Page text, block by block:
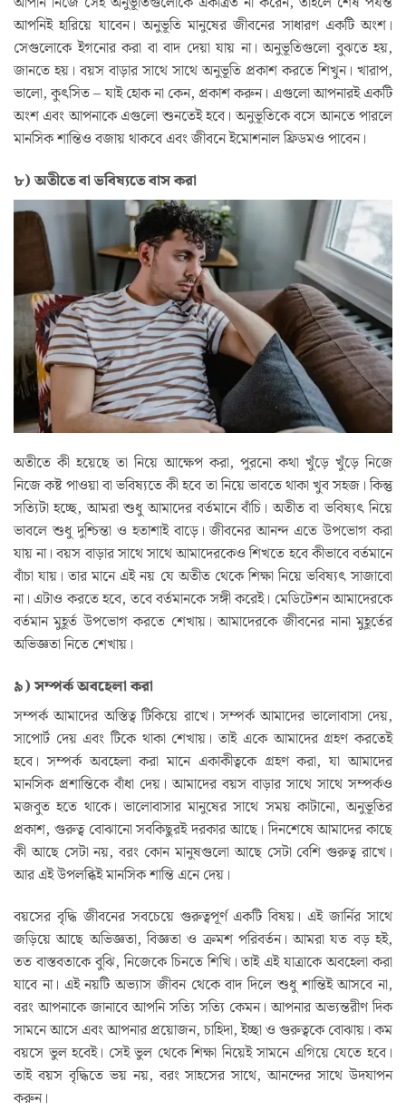
আপনিই হারিয়ে যাবেন। অনুভূতি মানুষের জীবনের সাধারণ একটি অংশ।
সেগুলোকে ইগনোর করা বা বাদ দেয়া যায় না। অনুভূতিগুলো বুঝতে হয়,
জানতে হয়। বয়স বাড়ার সাথে সাথে অনুভূতি প্রকাশ করতে শিখুন। খারাপ,
ভালো, কুৎসিত – যাই হোক না কেন, প্রকাশ করুন। এগুলো আপনারই একটি
অংশ এবং আপনাকে এগুলো শুনতেই হবে। অনুভূতিকে বসে আনতে পারলে
মানসিক শান্তিও বজায় থাকবে এবং জীবনে ইমোশনাল ফ্রিডমও পাবেন।
৮) অতীতে বা ভবিষ্যতে বাস করা
অতীতে কী হয়েছে তা নিয়ে আক্ষেপ করা, পুরনো কথা খুঁড়ে খুঁড়ে নিজে
নিজে কষ্ট পাওয়া বা ভবিষ্যতে কী হবে তা নিয়ে ভাবতে থাকা খুব সহজ। কিন্তু
সত্যিটা হচ্ছে, আমরা শুধু আমাদের বর্তমানে বাঁচি। অতীত বা ভবিষ্যৎ নিয়ে
ভাবলে শুধু দুশ্চিন্তা ও হতাশাই বাড়ে। জীবনের আনন্দ এতে উপভোগ করা
যায় না। বয়স বাড়ার সাথে সাথে আমাদেরকেও শিখতে হবে কীভাবে বর্তমানে
বাঁচা যায়। তার মানে এই নয় যে অতীত থেকে শিক্ষা নিয়ে ভবিষ্যৎ সাজাবো
না। এটাও করতে হবে, তবে বর্তমানকে সঙ্গী করেই। মেডিটেশন আমাদেরকে
বর্তমান মুহূর্ত উপভোগ করতে শেখায়। আমাদেরকে জীবনের নানা মুহূর্তের
অভিজ্ঞতা নিতে শেখায়।
৯) সম্পর্ক অবহেলা করা
সম্পর্ক আমাদের অস্তিত্ব টিকিয়ে রাখে। সম্পর্ক আমাদের ভালোবাসা দেয়,
সাপোর্ট দেয় এবং টিকে থাকা শেখায়। তাই একে আমাদের গ্রহণ করতেই
হবে। সম্পর্ক অবহেলা করা মানে একাকীত্বকে গ্রহণ করা, যা আমাদের
মানসিক প্রশান্তিকে বাঁধা দেয়। আমাদের বয়স বাড়ার সাথে সাথে সম্পর্কও
মজবুত হতে থাকে। ভালোবাসার মানুষের সাথে সময় কাটানো, অনুভূতির
প্রকাশ, গুরুত্ব বোঝানো সবকিছুরই দরকার আছে। দিনশেষে আমাদের কাছে
কী আছে সেটা নয়, বরং কোন মানুষগুলো আছে সেটা বেশি গুরুত্ব রাখে।
আর এই উপলব্ধিই মানসিক শান্তি এনে দেয়।
বয়সের বৃদ্ধি জীবনের সবচেয়ে গুরুত্বপূর্ণ একটি বিষয়। এই জার্নির সাথে
জড়িয়ে আছে অভিজ্ঞতা, বিজ্ঞতা ও ক্রমশ পরিবর্তন। আমরা যত বড় হই,
তত বাস্তবতাকে বুঝি, নিজেকে চিনতে শিখি। তাই এই যাত্রাকে অবহেলা করা
যাবে না। এই নয়টি অভ্যাস জীবন থেকে বাদ দিলে শুধু শান্তিই আসবে না,
বরং আপনাকে জানাবে আপনি সত্যি সত্যি কেমন। আপনার অভ্যন্তরীণ দিক
সামনে আসে এবং আপনার প্রয়োজন, চাহিদা, ইচ্ছা ও গুরুত্বকে বোঝায়। কম
বয়সে ভুল হবেই। সেই ভুল থেকে শিক্ষা নিয়েই সামনে এগিয়ে যেতে হবে।
তাই বয়স বৃদ্ধিতে ভয় নয়, বরং সাহসের সাথে, আনন্দের সাথে উদযাপন
করুন।